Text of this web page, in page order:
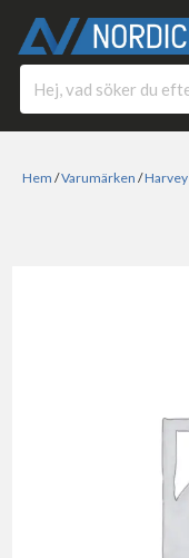
Hem /Varumärken /Harvey